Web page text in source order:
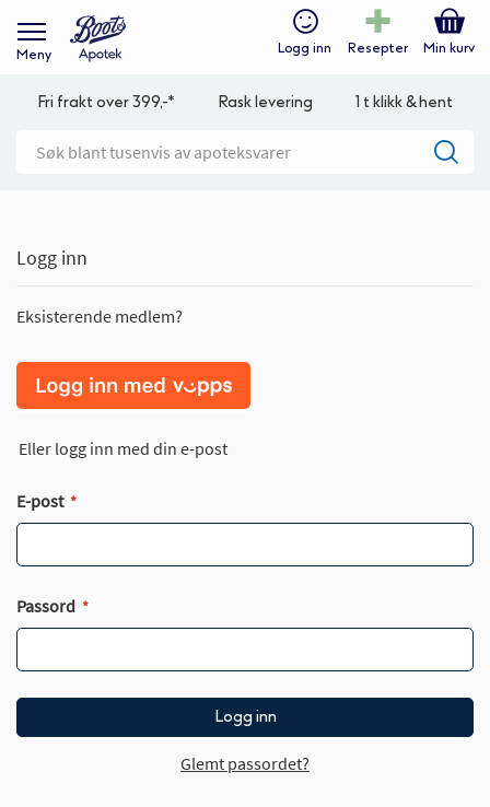
Meny Logg inn Resepter Min kurv
Fri frakt over 399,-* Rask levering 1 t klikk & hent
Logg inn
Eksisterende medlem?
Eller logg inn med din e-post
E-post
Passord
Logg inn
Glemt passordet?